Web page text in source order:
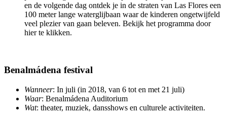
en de volgende dag ontdek je in de straten van Las Flores een
100 meter lange waterglijbaan waar de kinderen ongetwijfeld
veel plezier van gaan beleven. Bekijk het programma door
hier te klikken.
Benalmádena festival
Wanneer: In juli (in 2018, van 6 tot en met 21 juli)
Waar: Benalmádena Auditorium
Wat: theater, muziek, dansshows en culturele activiteiten.